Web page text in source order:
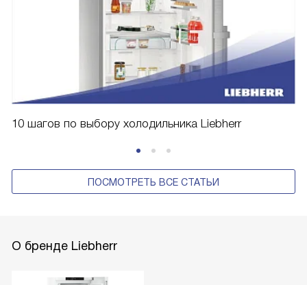
10 шагов по выбору холодильника Liebherr
ПОСМОТРЕТЬ ВСЕ СТАТЬИ
О бренде Liebherr